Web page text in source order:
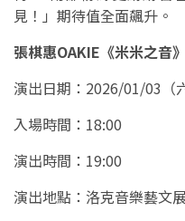
見！」期待值全面飆升。
張棋惠OAKIE《米米之音
演出日期：2026/01/03（六
入場時間：18:00
演出時間：19:00
演出地點：洛克音樂藝文